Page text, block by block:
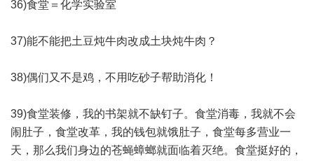
36)食堂＝化学实验室
37)能不能把土豆炖牛肉改成土块炖牛肉？
38)偶们又不是鸡，不用吃砂子帮助消化！
39)食堂装修，我的书架就不缺钉子。食堂消毒，我就不会
闹肚子，食堂改革，我的钱包就饿肚子，食堂每多营业一
天，那么我们身边的苍蝇蟑螂就面临着灭绝。食堂挺好的，